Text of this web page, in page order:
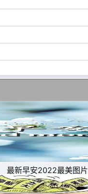
最新早安2022最美图片